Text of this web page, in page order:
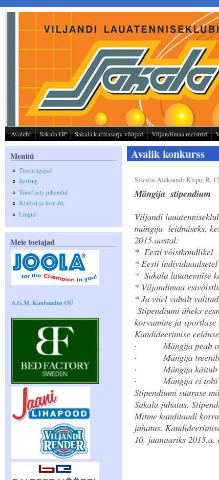
Liigu edasi põhisisu juurde
Avaleht Sakala GP Sakala karikasarja võitjad Viljandimaa meistrid
Menüü
Treeningajad
Reiting
Võistluste juhendid
Klubist ja kontakt
Lingid
Meie toetajad
A.G.M. Kaubandus OÜ
Avalik konkurss
SisestasAleksandr Kirpu, R,
Mängija stipendium
Viljandi
mängija leidmiseks,
2015.aastal:
* Eesti võistkondlikel
* Eesti
* Sakala lauatennise
* Viljandimaa
* Ja viiel vabalt
Stipendiumi üheks
korvamine ja
Kandideerimise
· Mängija peab
· Mängija
· Mängija
· Mängija ei
Stipendiumi suuruse
Sakala juhatus.
Mitme kanditaadi
juhatus.
10. jaanuariks